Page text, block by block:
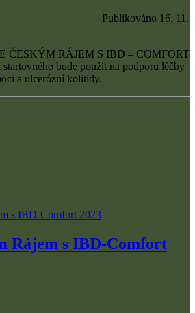
Publikováno 16. 11.
ČESKÝM RÁJEM S IBD – COMFORT
bude použit na podporu léčby
a ulcerózní kolitidy.
Rájem s IBD-Comfort